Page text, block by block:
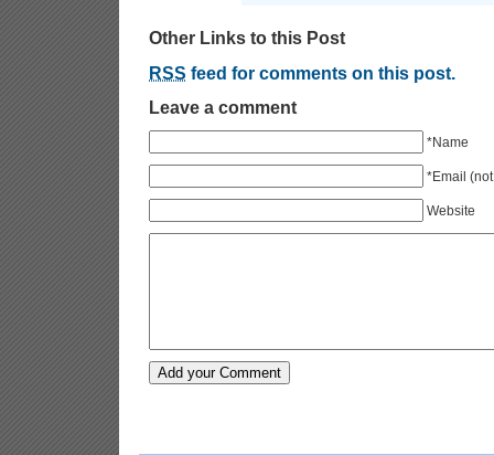
Other Links to this Post
RSS feed for comments on this post.
Leave a comment
*Name
*Email
Website